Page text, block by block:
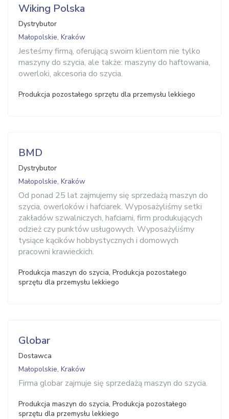
Wiking Polska
Dystrybutor
Małopolskie, Kraków
Jesteśmy firmą, oferującą swoim klientom nie tylko
maszyny do szycia, ale także: maszyny do haftowania,
owerloki, akcesoria do szycia.
Produkcja pozostałego sprzętu dla przemysłu lekkiego
BMD
Dystrybutor
Małopolskie, Kraków
Od ponad 25 lat zajmujemy się sprzedażą maszyn do
szycia, owerloków i hafciarek. Wyposażyliśmy setki
zakładów szwalniczych, hafciarni, firm produkujących
odzież czy punktów usługowych. Wyposażyliśmy
tysiące kącików hobbystycznych i domowych
pracowni krawieckich.
Produkcja maszyn do szycia, Produkcja pozostałego
sprzętu dla przemysłu lekkiego
Globar
Dostawca
Małopolskie, Kraków
Firma globar zajmuje się sprzedażą maszyn do szycia.
Produkcja maszyn do szycia, Produkcja pozostałego
sprzętu dla przemysłu lekkiego